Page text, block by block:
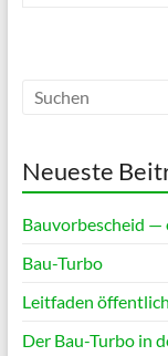
Neueste
Bauvorbescheid —
Bau-Turbo
Leitfaden
Der Bau-Turbo in